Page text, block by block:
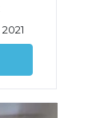
2021